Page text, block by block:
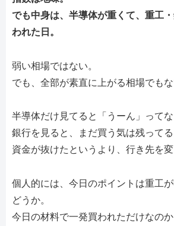
でも中身は、半導体が重くて、重工
われた日。
弱い相場ではない。
でも、全部が素直に上がる相場でもな
半導体だけ見てると「うーん」って
銀行を見ると、まだ買う気は残ってる
資金が抜けたというより、行き先を変
個人的には、今日のポイントは重工
どうか。
今日の材料で一発買われただけなの